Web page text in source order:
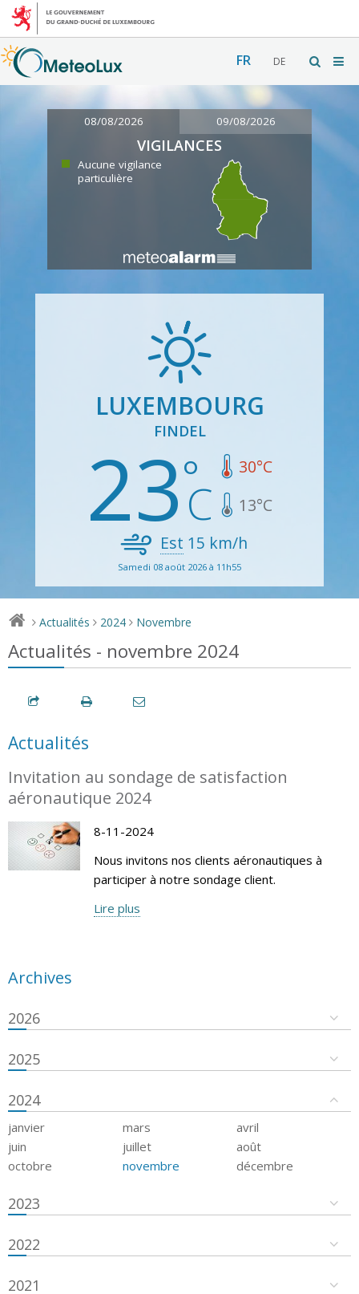
FR DE
08/08/2026 09/08/2026
VIGILANCES
Aucune vigilance
particulière
LUXEMBOURG
FINDEL
23 30°C
13°C
Est 15 km/h
Samedi 08 août 2026 à 11h55
> Actualités > 2024 > Novembre
Actualités - novembre 2024
Actualités
Invitation au sondage de satisfaction
aéronautique 2024
8-11-2024
Nous invitons nos clients aéronautiques à
participer à notre sondage client.
Lire plus
Archives
2026
2025
2024
janvier mars
avril
juin
juillet
août
octobre
novembre décembre
2023
2022
2021